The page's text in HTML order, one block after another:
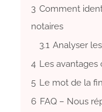
3 Comment
notaires
3.1 Analyser
4 Les avantages
5 Le mot de la fin
6 FAQ – Nous